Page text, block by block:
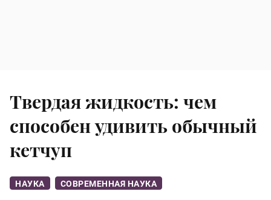
Твердая жидкость: чем
способен удивить обычный
кетчуп
НАУКА СОВРЕМЕННАЯ НАУКА